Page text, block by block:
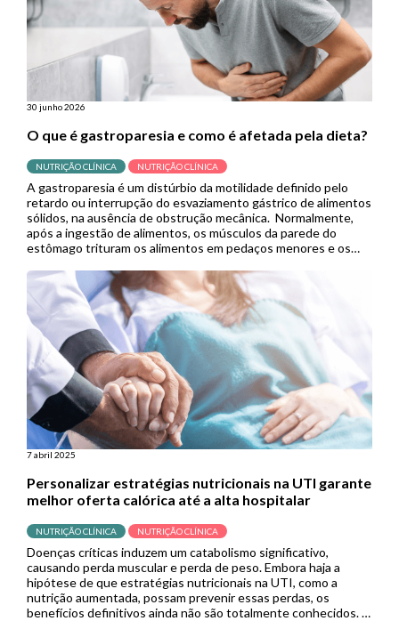
30 junho 2026
O que é gastroparesia e como é afetada pela dieta?
NUTRIÇÃO CLÍNICA NUTRIÇÃO CLÍNICA
A gastroparesia é um distúrbio da motilidade definido pelo
retardo ou interrupção do esvaziamento gástrico de alimentos
sólidos, na ausência de obstrução mecânica. Normalmente,
após a ingestão de alimentos, os músculos da parede do
estômago trituram os alimentos em pedaços menores e os
Porém, quando se […]
7 abril 2025
Personalizar estratégias nutricionais na UTI garante
melhor oferta calórica até a alta hospitalar
NUTRIÇÃO CLÍNICA NUTRIÇÃO CLÍNICA
Doenças críticas induzem um catabolismo significativo,
causando perda muscular e perda de peso. Embora haja a
hipótese de que estratégias nutricionais na UTI, como a
nutrição aumentada, possam prevenir essas perdas, os
benefícios definitivos ainda não são totalmente conhecidos. A